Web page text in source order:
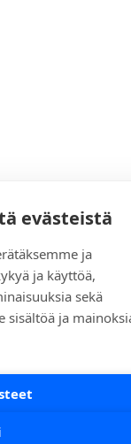
evästeistä
ja
ja käyttöä,
sekä
sisältöä ja